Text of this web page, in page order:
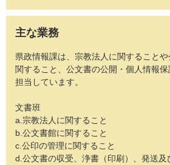
主な業務
県政情報課は、宗教法人に関すること
関すること、公文書の公開・個人情報
担当しています。
文書班
a.宗教法人に関すること
b.公文書館に関すること
c.公印の管理に関すること
d.公文書の収受、浄書（印刷）、発送及